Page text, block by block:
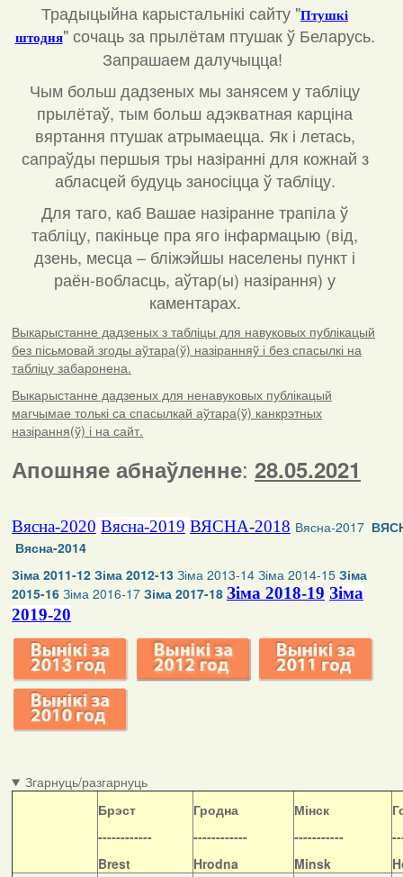
Традыцыйна карыстальнікі сайту "Птушкі
штодня" сочаць за прылётам птушак ў Беларусь.
Запрашаем далучыцца!
Чым больш дадзеных мы занясем у табліцу
прылётаў, тым больш адэкватная карціна
вяртання птушак атрымаецца. Як і летась,
сапраўды першыя тры назіранні для кожнай з
абласцей будуць заносіцца ў табліцу.
Для таго, каб Вашае назіранне трапіла ў
табліцу, пакіньце пра яго інфармацыю (від,
дзень, месца – бліжэйшы населены пункт і
раён-вобласць, аўтар(ы) назірання) у
каментарах.
Выкарыстанне дадзеных з табліцы для навуковых публікацый
без пісьмовай згоды аўтара(ў) назіранняў і без спасылкі на
табліцу забаронена.
Выкарыстанне дадзеных для ненавуковых публікацый
магчымае толькі са спасылкай аўтара(ў) канкрэтных
назірання(ў) і на сайт.
Апошняе абнаўленне: 28.05.2021
Вясна-2020 Вясна-2019 ВЯСНА-2018 Вясна-2017
Вясна-2014
Зіма 2011-12 Зіма 2012-13 Зіма 2013-14 Зіма 2014-15 Зіма
2015-16 Зіма 2016-17 Зіма 2017-18 Зіма 2018-19 Зіма
2019-20
Згарнуць/разгарнуць
Брэст
------------
Brest
Гродна
------------
Hrodna
Мінск
-----------
Minsk